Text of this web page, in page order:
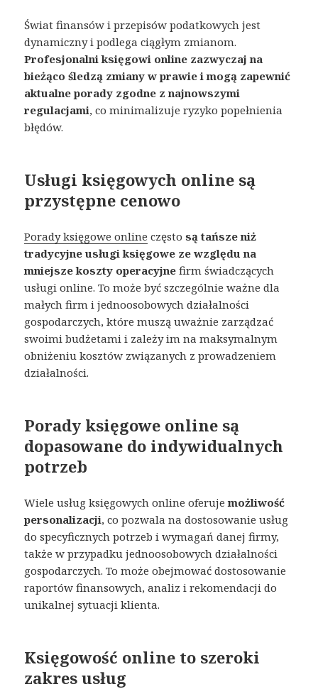
Świat finansów i przepisów podatkowych jest
dynamiczny i podlega ciągłym zmianom.
Profesjonalni księgowi online zazwyczaj na
bieżąco śledzą zmiany w prawie i mogą zapewnić
aktualne porady zgodne z najnowszymi
regulacjami, co minimalizuje ryzyko popełnienia
błędów.
Usługi księgowych online są
przystępne cenowo
Porady księgowe online częstosą tańsze niż
tradycyjne usługi księgowe ze względu na
mniejsze koszty operacyjne firm świadczących
usługi online. To może być szczególnie ważne dla
małych firm i jednoosobowych działalności
gospodarczych, które muszą uważnie zarządzać
swoimi budżetami​ i zależy im na maksymalnym
obniżeniu kosztów związanych z prowadzeniem
działalności.
Porady księgowe online są
dopasowane do indywidualnych
potrzeb
Wiele usług księgowych online oferujemożliwość
personalizacji, co pozwala na dostosowanie usług
do specyficznych potrzeb i wymagań danej firmy,
także w przypadku jednoosobowych działalności
gospodarczych. To może obejmować dostosowanie
raportów finansowych, analiz i rekomendacji do
unikalnej sytuacji klienta.
Księgowość online to szeroki
zakres usług